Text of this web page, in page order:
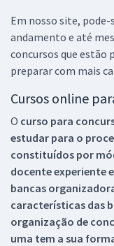
Em nosso site,
andamento e até
concursos que estão
preparar com mais
Cursos online
O curso para
estudar para o
constituídos por
docente experiente
bancas
características das
organização de
uma tem a sua